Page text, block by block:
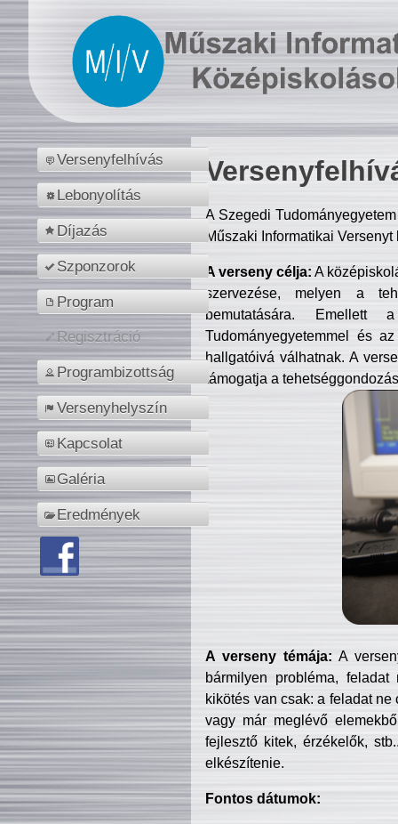
Versenyfelhívás
Lebonyolítás
Díjazás
Szponzorok
Program
Regisztráció
Programbizottság
Versenyhelyszín
Kapcsolat
Galéria
Eredmények
A Szegedi
Műszaki Informatikai
A verseny célja: A
szervezése, melyen a
bemutatására. Emellett
Tudományegyetemmel és
hallgatóivá válhatnak. A
támogatja a
A verseny témája: A
bármilyen probléma, feladat
kikötés van csak: a feladat
vagy már meglévő
fejlesztő kitek, érzékelők,
elkészítenie.
Fontos dátumok: